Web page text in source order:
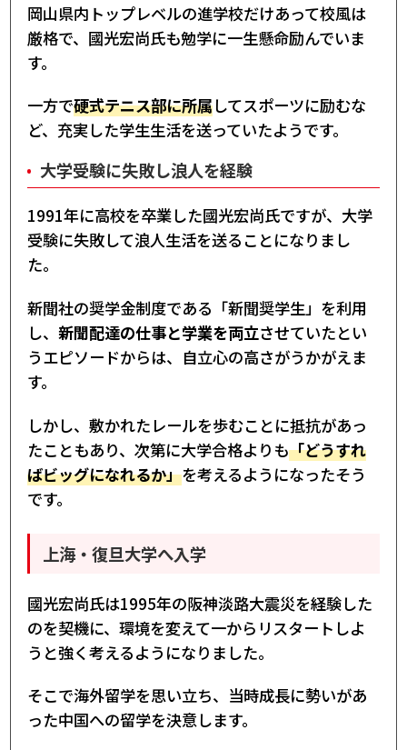
岡山県内トップレベルの進学校だけあって校風は
厳格で、國光宏尚氏も勉学に一生懸命励んでいま
す。
一方で硬式テニス部に所属してスポーツに励むな
ど、充実した学生生活を送っていたようです。
大学受験に失敗し浪人を経験
1991年に高校を卒業した國光宏尚氏ですが、大学
受験に失敗して浪人生活を送ることになりまし
た。
新聞社の奨学金制度である「新聞奨学生」を利用
し、 新聞配達の仕事と学業を両立させていたとい
うエピソードからは、自立心の高さがうかがえま
す。
しかし、敷かれたレールを歩むことに抵抗があっ
たこともあり、次第に大学合格よりも「どうすれ
ばビッグになれるか」を考えるようになったそう
です。
上海・復旦大学へ入学
國光宏尚氏は1995年の阪神淡路大震災を経験した
のを契機に、環境を変えて一からリスタートしよ
うと強く考えるようになりました。
そこで海外留学を思い立ち、当時成長に勢いがあ
った中国への留学を決意します。